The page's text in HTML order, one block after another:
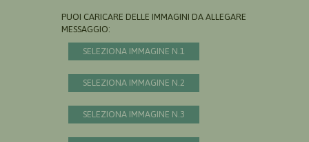
PUOI CARICARE DELLE IMMAGINI DA ALLEGARE AL
MESSAGGIO:
SELEZIONA IMMAGINE N.1
SELEZIONA IMMAGINE N.2
SELEZIONA IMMAGINE N.3